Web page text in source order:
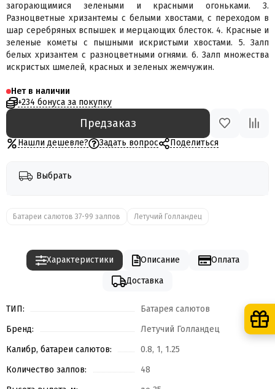
загорающимися зелеными и красными огоньками. 3.
Разноцветные хризантемы с белыми хвостами, с переходом в
шар серебряных вспышек и мерцающих блесток. 4. Красные и
зеленые кометы с пышными искристыми хвостами. 5. Залп
белых хризантем с разноцветными огнями. 6. Залп множества
искристых шмелей, красных и зеленых жемчужин.
Нет в наличии
+234 бонуса за покупку
Предзаказ
Нашли дешевле? Задать вопрос Поделиться
Выбрать
Батареи салютов 37-99 залпов Летучий Голландец
Характеристики Описание
Оплата
Доставка
ТИП:
Батарея салютов
Бренд:
Летучий Голландец
Калибр, батареи салютов:
0.8, 1, 1.25
Количество залпов:
48